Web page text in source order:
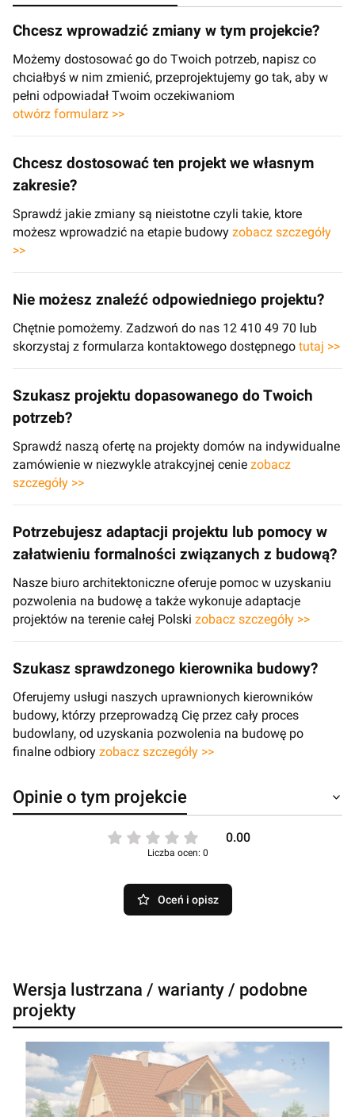
Chcesz wprowadzić zmiany w tym projekcie?
Możemy dostosować go do Twoich potrzeb, napisz co
chciałbyś w nim zmienić, przeprojektujemy go tak, aby w
pełni odpowiadał Twoim oczekiwaniom
otwórz formularz >>
Chcesz dostosować ten projekt we własnym
zakresie?
Sprawdź jakie zmiany są nieistotne czyli takie, ktore
możesz wprowadzić na etapie budowy zobacz szczegóły
>>
Nie możesz znaleźć odpowiedniego projektu?
Chętnie pomożemy. Zadzwoń do nas 12 410 49 70 lub
skorzystaj z formularza kontaktowego dostępnego tutaj >>
Szukasz projektu dopasowanego do Twoich
potrzeb?
Sprawdź naszą ofertę na projekty domów na indywidualne
zamówienie w niezwykle atrakcyjnej cenie zobacz
szczegóły >>
Potrzebujesz adaptacji projektu lub pomocy w
załatwieniu formalności związanych z budową?
Nasze biuro architektoniczne oferuje pomoc w uzyskaniu
pozwolenia na budowę a także wykonuje adaptacje
projektów na terenie całej Polski zobacz szczegóły >>
Szukasz sprawdzonego kierownika budowy?
Oferujemy usługi naszych uprawnionych kierowników
budowy, którzy przeprowadzą Cię przez cały proces
budowlany, od uzyskania pozwolenia na budowę po
finalne odbiory zobacz szczegóły >>
Opinie o tym projekcie
0.00
Liczba ocen: 0
Oceń i opisz
Wersja lustrzana / warianty / podobne
projekty